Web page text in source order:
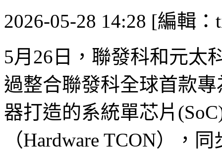
2026-05-28 14:28 [編輯：
5月26日，聯發科和元太
過整合聯發科全球首款
器打造的系統單芯片
（Hardware TCON），